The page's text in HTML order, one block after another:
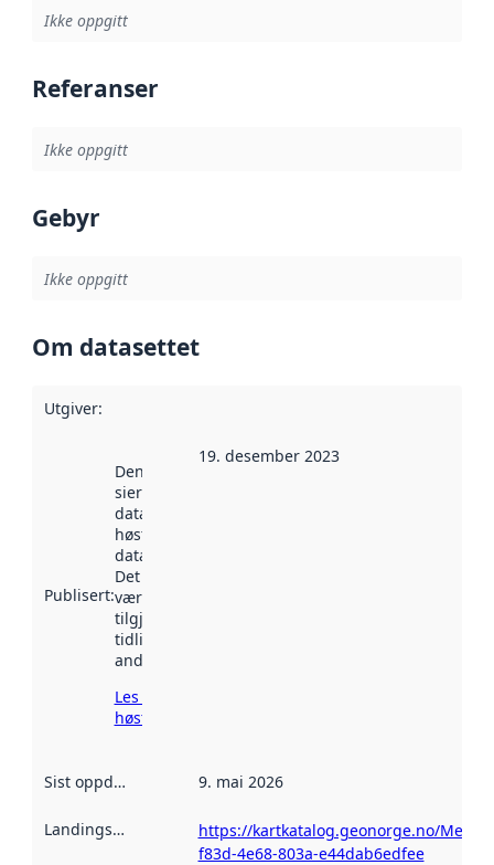
Ikke oppgitt
Referanser
Ikke oppgitt
Gebyr
Ikke oppgitt
Om datasettet
Utgiver:
Publisert:
Denne datoen
sier når
datasettet ble
høstet av
data.norge.no.
Det kan ha
vært
tilgjengelig
tidligere
andre steder.
Les mer om
høsting her
19. desember 2023
Sist oppdatert 9. mai 2026
Landingsside
https://kartkatalog.geonorge.no/
f83d-4e68-803a-e44dab6edfee